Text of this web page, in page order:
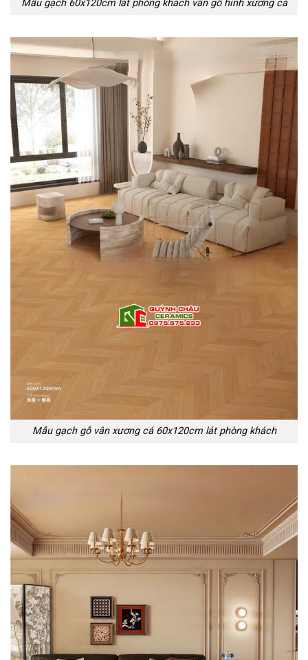
Mẫu gạch 60x120cm lát phòng khách vân gỗ hình xương cá
Mẫu gạch gỗ vân xương cá 60x120cm lát phòng khách